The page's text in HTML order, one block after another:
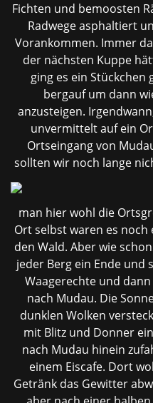
Fichten und bemoosten
Radwege asphaltiert
Vorankommen. Immer
der nächsten Kuppe
ging es ein
bergauf um dann
anzusteigen.
unvermittelt auf ein
Ortseingang von
sollten wir noch lange
man hier wohl die
Ort selbst waren es
den Wald. Aber wie
jeder Berg ein Ende und
Waagerechte und
nach Mudau. Die
dunklen Wolken
mit Blitz und Donner
nach Mudau hinein
einem Eiscafe. Dort
Getränk das Gewitter